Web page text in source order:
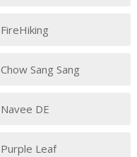
FireHiking
Chow Sang Sang
Navee DE
Purple Leaf